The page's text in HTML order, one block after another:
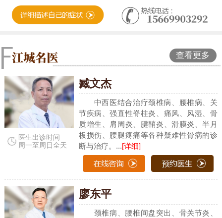
查看更多
医生出诊时间
周一至周日全天
臧文杰
中西医结合治疗颈椎病、腰椎病、关
节疾病、强直性脊柱炎、痛风、风湿、骨
质增生、肩周炎、腱鞘炎、滑膜炎、半月
板损伤、腰腿疼痛等各种疑难性骨病的诊
断与治疗。...[详细]
廖东平
颈椎病、腰椎间盘突出、骨关节炎、